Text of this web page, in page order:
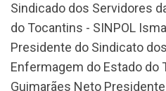
Sindicado dos Servidores
do Tocantins - SINPOL
Presidente do Sindicato
Enfermagem do Estado do
Guimarães Neto